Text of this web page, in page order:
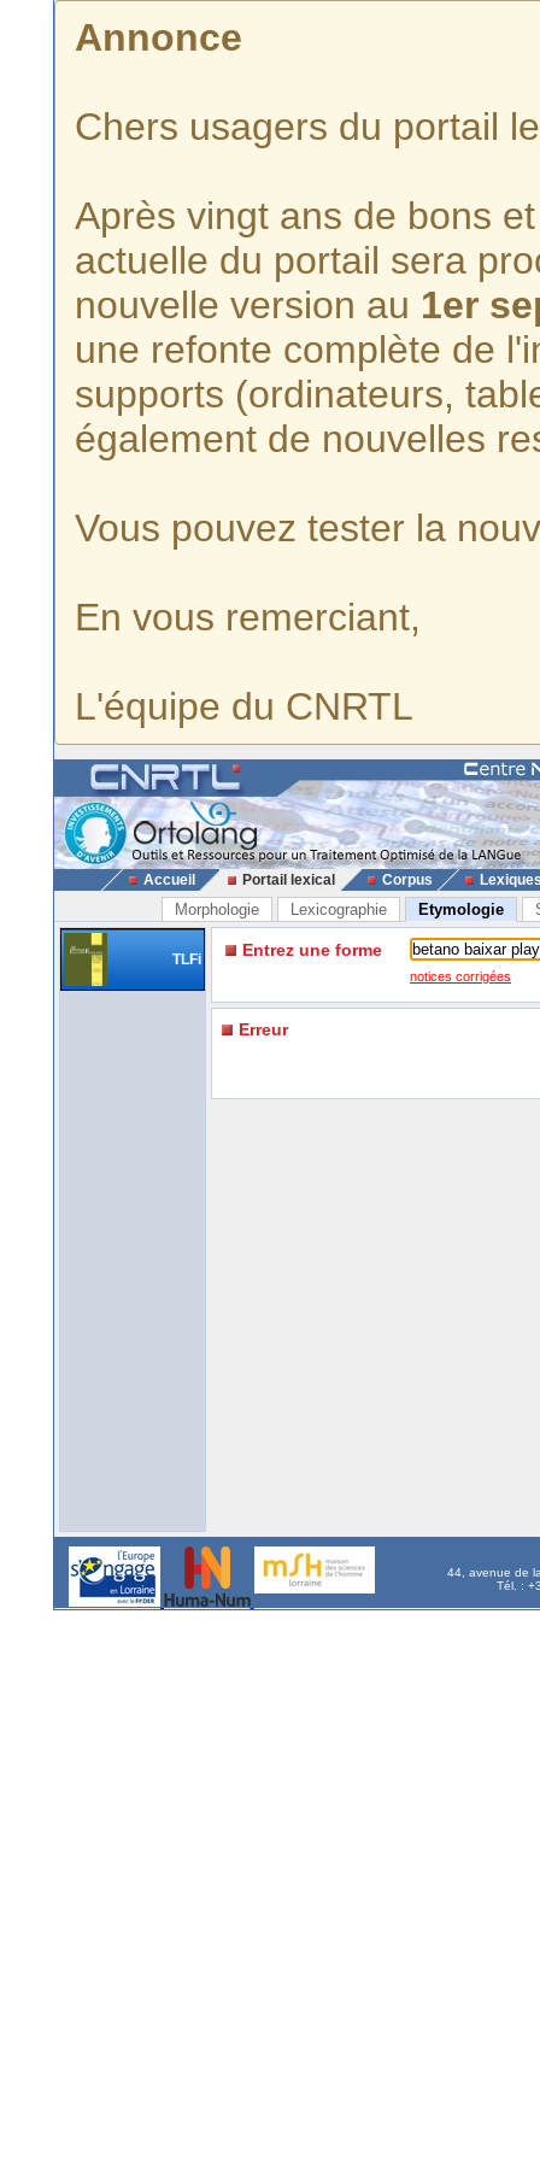
Annonce
Chers usagers du portail
Après vingt ans de bons
actuelle du portail sera
nouvelle version au 1er
une refonte complète de
supports (ordinateurs,
également de nouvelles
Vous pouvez tester la
En vous remerciant,
L'équipe du CNRTL
Accueil Portail lexical Corpus
Morphologie Lexicographie Etymologie
TLFi Entrez une forme
notices corrigées
Erreur
44, avenue de
Tél. :